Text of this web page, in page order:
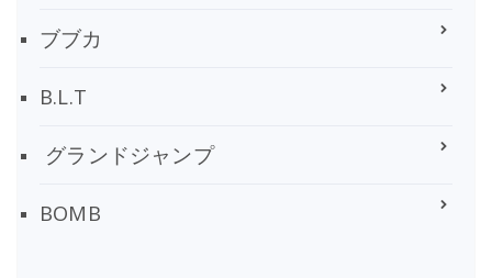
ブブカ
B.L.T
グランドジャンプ
BOMB